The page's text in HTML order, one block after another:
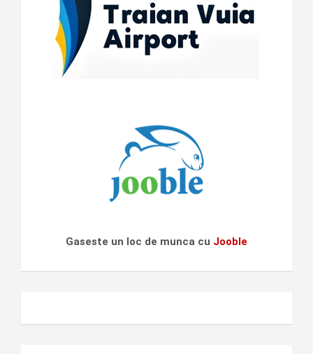
Gaseste un loc de munca cu Jooble